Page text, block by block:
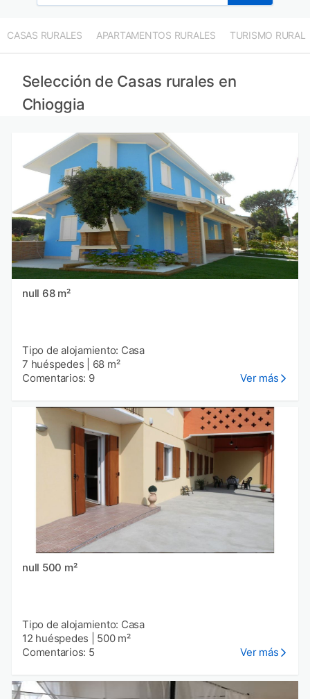
CASAS RURALES APARTAMENTOS RURALES TURISMO RURAL
Selección de Casas rurales en
Chioggia
null 68 m²
Tipo de alojamiento: Casa
7 huéspedes
68 m²
Comentarios: 9
Ver más
null 500 m²
Tipo de alojamiento: Casa
12 huéspedes
500 m²
Comentarios: 5
Ver más